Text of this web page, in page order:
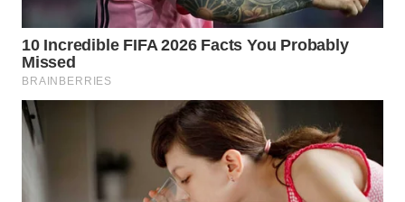
MALUT
WN
DAIRI
DANAU